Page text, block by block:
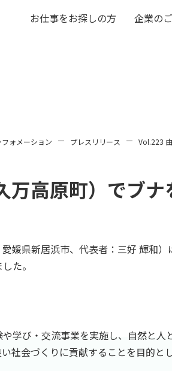
お仕事をお探しの方 企業の
フォメーション プレスリリース Vol.223
高原町）でブナ
媛県新居浜市、代表者：三好 輝和
た。
学び・交流事業を実施し、自然と人
社会づくりに貢献することを目的と